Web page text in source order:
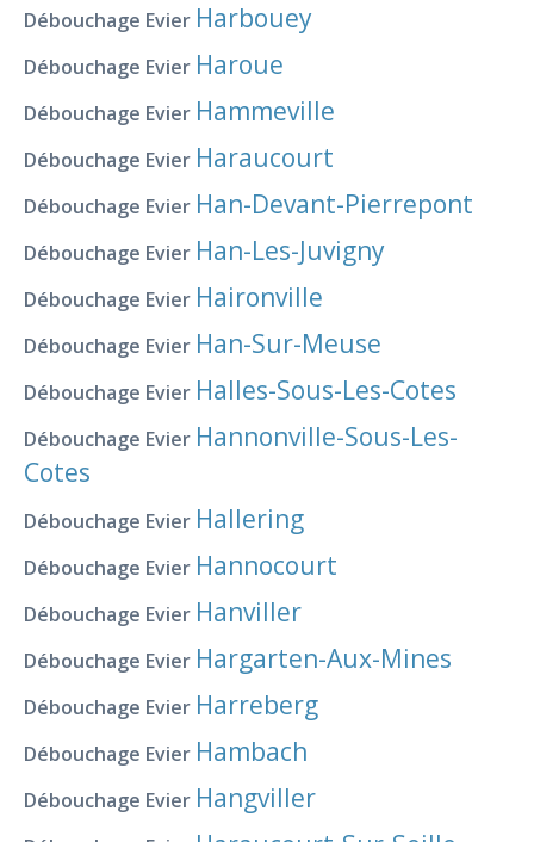
Débouchage Evier Harbouey
Débouchage Evier Haroue
Débouchage Evier Hammeville
Débouchage Evier Haraucourt
Débouchage Evier Han-Devant-Pierrepont
Débouchage Evier Han-Les-Juvigny
Débouchage Evier Haironville
Débouchage Evier Han-Sur-Meuse
Débouchage Evier Halles-Sous-Les-Cotes
Débouchage Evier Hannonville-Sous-Les-
Cotes
Débouchage Evier Hallering
Débouchage Evier Hannocourt
Débouchage Evier Hanviller
Débouchage Evier Hargarten-Aux-Mines
Débouchage Evier Harreberg
Débouchage Evier Hambach
Débouchage Evier Hangviller